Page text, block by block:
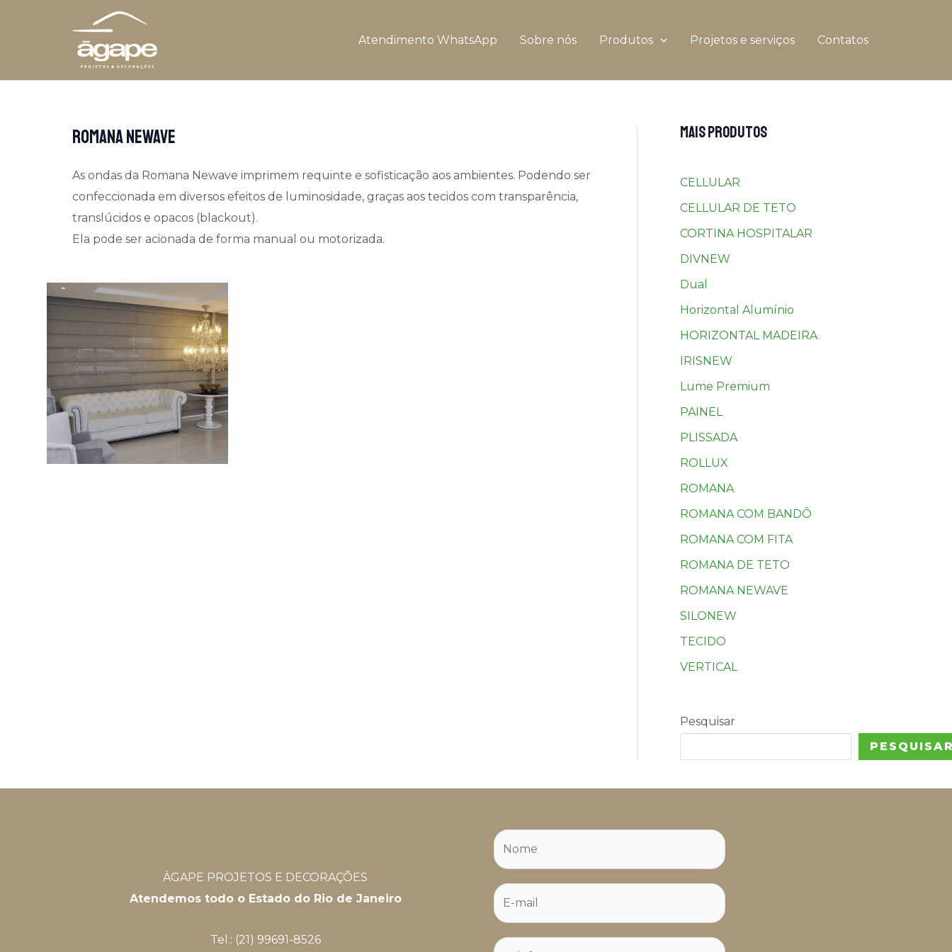
Atendimento WhatsApp Sobre nós Produtos Projetos e serviços Contatos
ROMANA NEWAVE
As ondas da Romana Newave imprimem requinte e sofisticação aos ambientes. Podendo ser
confeccionada em diversos efeitos de luminosidade, graças aos tecidos com transparência,
translúcidos e opacos (blackout).
Ela pode ser acionada de forma manual ou motorizada.
MAIS PRODUTOS
CELLULAR
CELLULAR DE TETO
CORTINA HOSPITALAR
DIVNEW
Dual
Horizontal Alumínio
HORIZONTAL MADEIRA
IRISNEW
Lume Premium
PAINEL
PLISSADA
ROLLUX
ROMANA
ROMANA COM BANDÔ
ROMANA COM FITA
ROMANA DE TETO
ROMANA NEWAVE
SILONEW
TECIDO
VERTICAL
Pesquisar
ÀGAPE PROJETOS E DECORAÇÕES
Atendemos todo o Estado do Rio de Janeiro
Tel.: (21) 99691-8526